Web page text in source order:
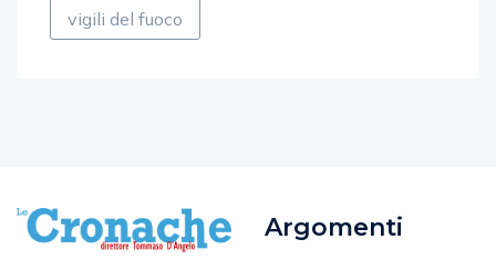
vigili del fuoco
Argomenti